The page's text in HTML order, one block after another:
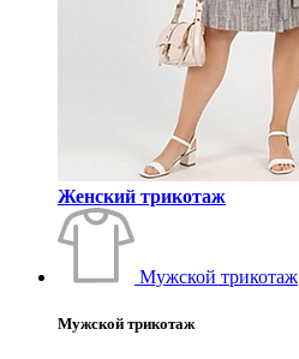
Женский трикотаж
Мужской трикотаж
Мужской трикотаж